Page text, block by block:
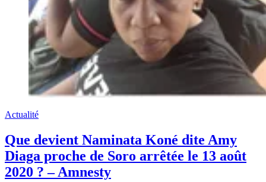
Actualité
Que devient Naminata Koné dite Amy
Diaga proche de Soro arrêtée le 13 août
2020 ? – Amnesty